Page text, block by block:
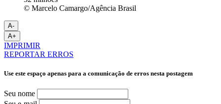
© Marcelo Camargo/Agência Brasil
A-
A+
IMPRIMIR
REPORTAR ERROS
Use este espaço apenas para a comunicação de erros nesta postagem
Seu nome